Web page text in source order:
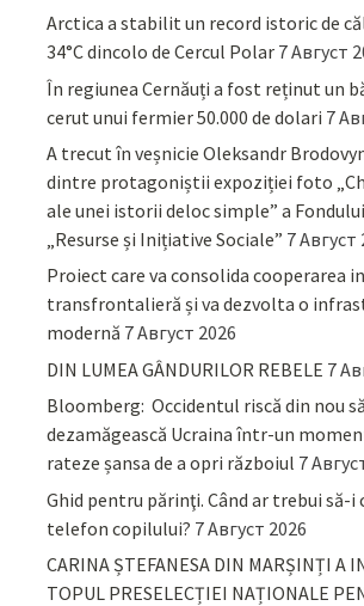
Arctica a stabilit un record istoric de
34°C dincolo de Cercul Polar 7 Август
În regiunea Cernăuți a fost reținut un
cerut unui fermier 50.000 de dolari 7
A trecut în veșnicie Oleksandr
dintre protagoniștii expoziției foto
ale unei istorii deloc simple” a
„Resurse și Inițiative Sociale” 7 Август
Proiect care va consolida cooperarea
transfrontalieră și va dezvolta o
modernă 7 Август 2026
DIN LUMEA GÂNDURILOR REBELE 7
Bloomberg: Occidentul riscă din nou să
dezamăgească Ucraina într-un
rateze șansa de a opri războiul 7
Ghid pentru părinţi. Când ar trebui să-i
telefon copilului? 7 Август 2026
CARINA ȘTEFANESA DIN MARȘINȚI A
TOPUL PRESELECȚIEI NAȚIONALE